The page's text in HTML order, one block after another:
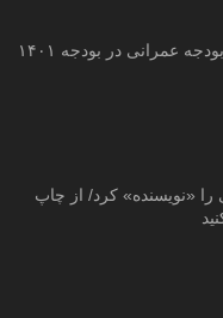
عمرانی در بودجه ۱۴۰۱
را «نویسنده» کرد/ از چاپ